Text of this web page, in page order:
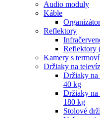
Audio moduly
Káble
Reflektory
Reflektory
Kamery s
Držiaky na
Držiaky na
40 kg
Držiaky na
180 kg
Stolové